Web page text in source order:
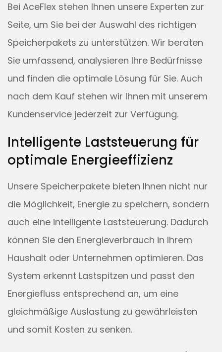
Bei AceFlex stehen Ihnen unsere Experten zur
Seite, um Sie bei der Auswahl des richtigen
Speicherpakets zu unterstützen. Wir beraten
Sie umfassend, analysieren Ihre Bedürfnisse
und finden die optimale Lösung für Sie. Auch
nach dem Kauf stehen wir Ihnen mit unserem
Kundenservice jederzeit zur Verfügung.
Intelligente Laststeuerung für
optimale Energieeffizienz
Unsere Speicherpakete bieten Ihnen nicht nur
die Möglichkeit, Energie zu speichern, sondern
auch eine intelligente Laststeuerung. Dadurch
können Sie den Energieverbrauch in Ihrem
Haushalt oder Unternehmen optimieren. Das
System erkennt Lastspitzen und passt den
Energiefluss entsprechend an, um eine
gleichmäßige Auslastung zu gewährleisten
und somit Kosten zu senken.